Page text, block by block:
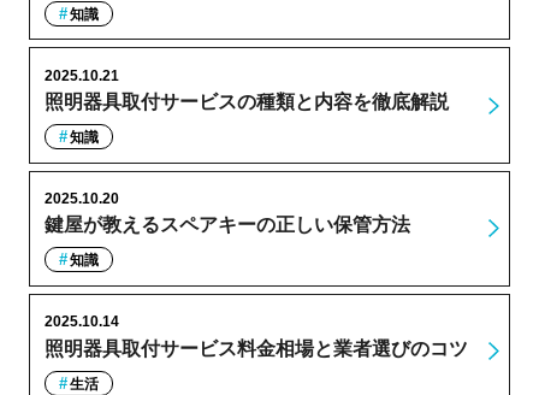
知識
照明器具取付サービスの種類と内容を徹底解説
2025.10.21
知識
鍵屋が教えるスペアキーの正しい保管方法
2025.10.20
知識
照明器具取付サービス料金相場と業者選びのコツ
2025.10.14
生活